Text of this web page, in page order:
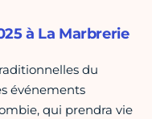
à La Marbrerie
du
événements
qui prendra vie